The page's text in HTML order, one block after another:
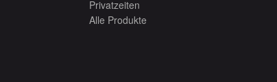
Privatzeiten
Alle Produkte